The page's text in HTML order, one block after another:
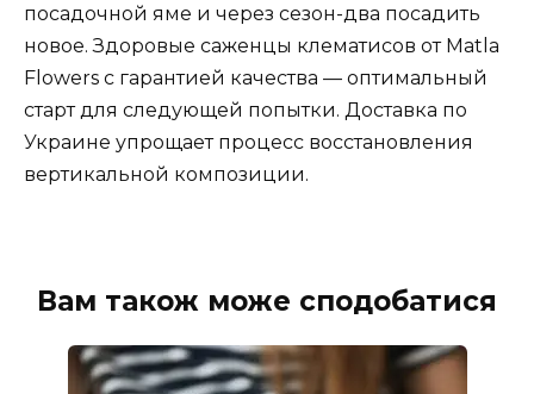
посадочной яме и через сезон-два посадить
новое. Здоровые саженцы клематисов от Matla
Flowers с гарантией качества — оптимальный
старт для следующей попытки. Доставка по
Украине упрощает процесс восстановления
вертикальной композиции.
Вам також може сподобатися